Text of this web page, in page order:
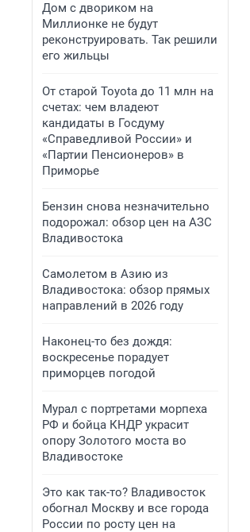
Дом с двориком на
Миллионке не будут
реконструировать. Так решили
его жильцы
От старой Toyota до 11 млн на
счетах: чем владеют
кандидаты в Госдуму
«Справедливой России» и
«Партии Пенсионеров» в
Приморье
Бензин снова незначительно
подорожал: обзор цен на АЗС
Владивостока
Самолетом в Азию из
Владивостока: обзор прямых
направлений в 2026 году
Наконец-то без дождя:
воскресенье порадует
приморцев погодой
Мурал с портретами морпеха
РФ и бойца КНДР украсит
опору Золотого моста во
Владивостоке
Это как так-то? Владивосток
обогнал Москву и все города
России по росту цен на